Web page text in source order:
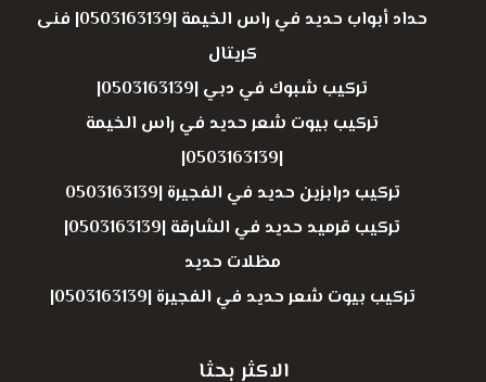
حداد أبواب حديد في راس الخيمة |0503163139| فنى
كريتال
تركيب شبوك في دبي |0503163139|
تركيب بيوت شعر حديد في راس الخيمة
|0503163139|
تركيب درابزين حديد في الفجيرة |0503163139
تركيب قرميد حديد في الشارقة |0503163139|
مظلات حديد
تركيب بيوت شعر حديد في الفجيرة |0503163139|
الاكثر بحثا